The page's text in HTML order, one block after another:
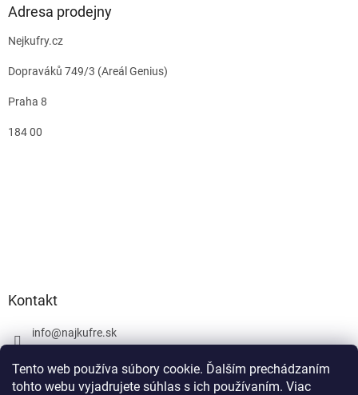
Tento web používa súbory cookie. Ďalším prechádzaním
tohto webu vyjadrujete súhlas s ich používaním. Viac
Adresa prodejny
Nejkufry.cz
Dopraváků 749/3 (Areál Genius)
Praha 8
184 00
Kontakt
info@najkufre.sk
Facebook